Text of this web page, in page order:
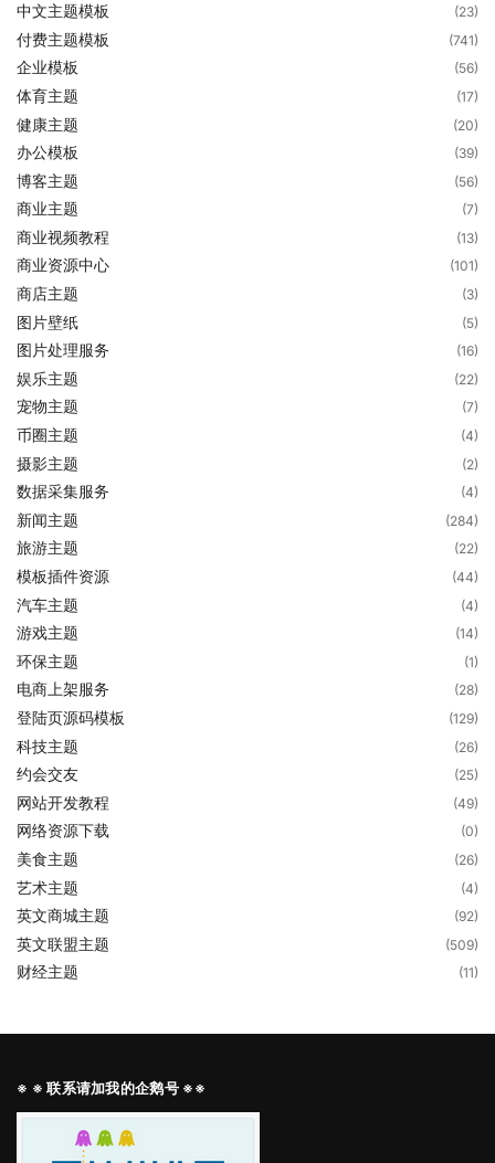
中文主题模板 (23)
付费主题模板 (741)
企业模板 (56)
体育主题 (17)
健康主题 (20)
办公模板 (39)
博客主题 (56)
商业主题 (7)
商业视频教程 (13)
商业资源中心 (101)
商店主题 (3)
图片壁纸 (5)
图片处理服务 (16)
娱乐主题 (22)
宠物主题 (7)
币圈主题 (4)
摄影主题 (2)
数据采集服务 (4)
新闻主题 (284)
旅游主题 (22)
模板插件资源 (44)
汽车主题 (4)
游戏主题 (14)
环保主题 (1)
电商上架服务 (28)
登陆页源码模板 (129)
科技主题 (26)
约会交友 (25)
网站开发教程 (49)
网络资源下载 (0)
美食主题 (26)
艺术主题 (4)
英文商城主题 (92)
英文联盟主题 (509)
财经主题 (11)
※ ※ 联系请加我的企鹅号 ※※